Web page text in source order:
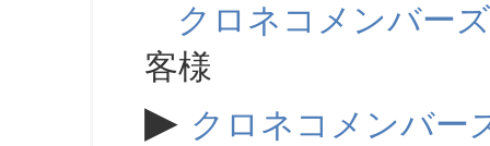
クロネコメンバーズ
客様
▶ クロネコメンバー